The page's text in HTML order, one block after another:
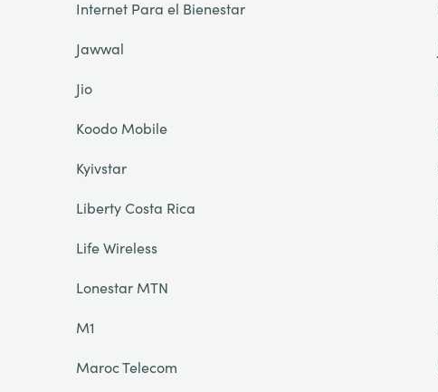
Internet Para el Bienestar
Jawwal
Jio
Koodo Mobile
Kyivstar
Liberty Costa Rica
Life Wireless
Lonestar MTN
M1
Maroc Telecom